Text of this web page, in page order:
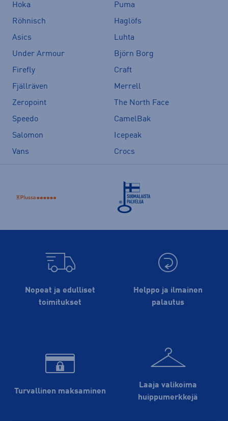
Hoka
Puma
Röhnisch
Haglöfs
Asics
Luhta
Under Armour
Björn Borg
Firefly
Craft
Fjällräven
Merrell
Zeropoint
The North Face
Speedo
CamelBak
Salomon
Icepeak
Vans
Crocs
Nopeat ja edulliset
toimitukset
Helppo ja ilmainen
palautus
Turvallinen maksaminen
Laaja valikoima
huippu­merkkejä